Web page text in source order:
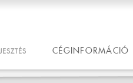
CÉGINFORMÁCIÓ